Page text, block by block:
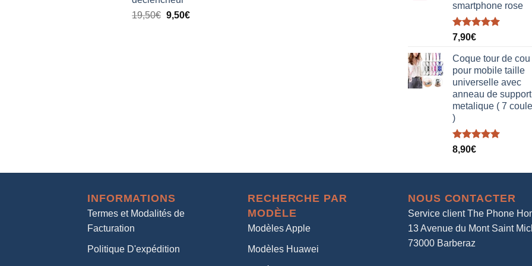
19,50€ 9,50€
smartphone rose
Note5.00
7,90€
Coque tour de cou
pour mobile taille
universelle avec
anneau de support
metalique ( 7
)
Note5.00
8,90€
INFORMATIONS
Termes et Modalités de
Facturation
Politique D'expédition
RECHERCHE PAR
MODÈLE
Modèles Apple
Modèles Huawei
NOUS CONTACTER
Service client The Phone
13 Avenue du Mont Saint
73000 Barberaz